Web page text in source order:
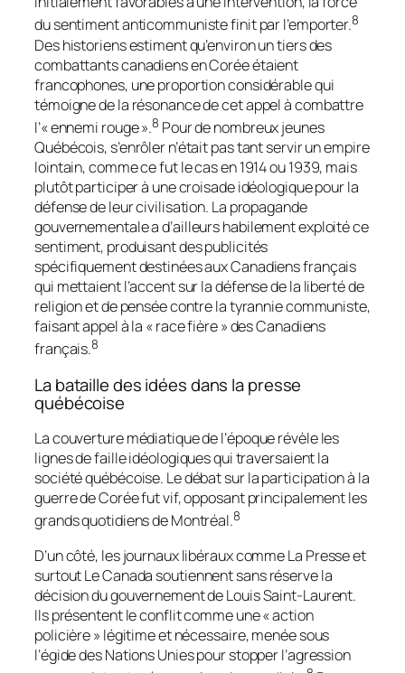
du sentiment anticommuniste finit par l’emporter.8
Des historiens estiment qu’environ un tiers des
combattants canadiens en Corée étaient
francophones, une proportion considérable qui
témoigne de la résonance de cet appel à combattre
l’« ennemi rouge ».8 Pour de nombreux jeunes
Québécois, s’enrôler n’était pas tant servir un empire
lointain, comme ce fut le cas en 1914 ou 1939, mais
plutôt participer à une croisade idéologique pour la
défense de leur civilisation. La propagande
gouvernementale a d’ailleurs habilement exploité ce
sentiment, produisant des publicités
spécifiquement destinées aux Canadiens français
qui mettaient l’accent sur la défense de la liberté de
religion et de pensée contre la tyrannie communiste,
faisant appel à la « race fière » des Canadiens
français.8
La bataille des idées dans la presse
québécoise
La couverture médiatique de l’époque révèle les
lignes de faille idéologiques qui traversaient la
société québécoise. Le débat sur la participation à la
guerre de Corée fut vif, opposant principalement les
grands quotidiens de Montréal.8
D’un côté, les journaux libéraux commeLa Presseet
surtoutLe Canada soutiennent sans réserve la
décision du gouvernement de Louis Saint-Laurent.
Ils présentent le conflit comme une « action
policière » légitime et nécessaire, menée sous
l’égide des Nations Unies pour stopper l’agression